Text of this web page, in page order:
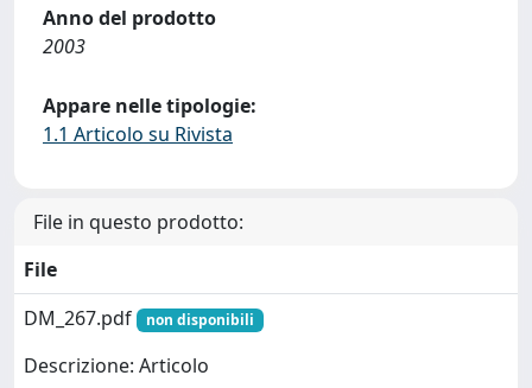
Anno del prodotto
2003
Appare nelle tipologie:
1.1 Articolo su Rivista
File in questo prodotto:
File
DM_267.pdf
non disponibili
Descrizione: Articolo